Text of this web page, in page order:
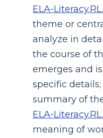
ELA-
theme or
analyze in
the course of
emerges and
specific
summary of
ELA-
meaning of